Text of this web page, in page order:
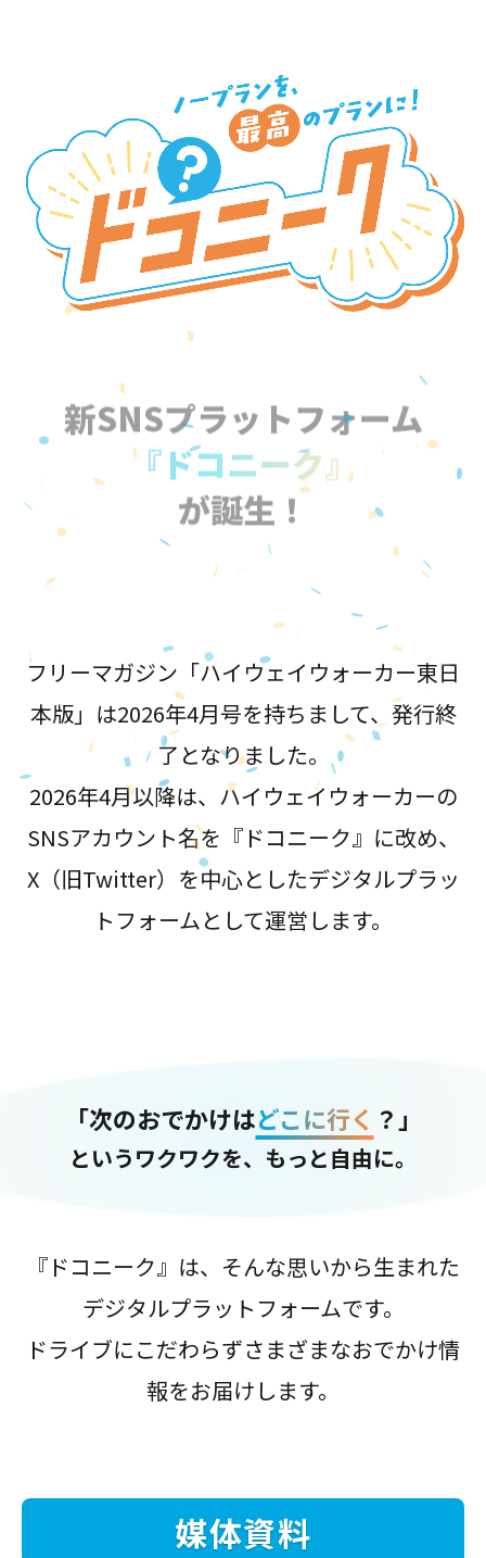
新SNSプラットフォーム
『ドコニーク』
が誕生！
フリーマガジン「ハイウェイウォーカー東日
本版」は2026年4月号を持ちまして、発行終
了となりました。
2026年4月以降は、ハイウェイウォーカーの
SNSアカウント名を『ドコニーク』に改め、
X（旧Twitter）を中心としたデジタルプラッ
トフォームとして運営します。
「次のおでかけはどこに行く ？」
というワクワクを、もっと自由に。
『ドコニーク』は、そんな思いから生まれた
デジタルプラットフォームです。
ドライブにこだわらずさまざまなおでかけ情
報をお届けします。
媒体資料